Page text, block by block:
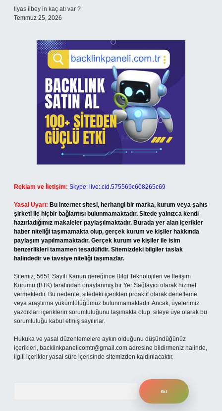
Ilyas ilbey in kaç atı var ?
Temmuz 25, 2026
Reklam ve İletişim: Skype: live:.cid.575569c608265c69
Yasal Uyarı: Bu internet sitesi, herhangi bir marka, kurum veya şahıs
şirketi ile hiçbir bağlantısı bulunmamaktadır. Sitede yalnızca kendi
hazırladığımız makaleler paylaşılmaktadır. Burada yer alan içerikler
haber niteliği taşımamakta olup, gerçek kurum ve kişiler hakkında
paylaşım yapılmamaktadır. Gerçek kurum ve kişiler ile isim
benzerlikleri tamamen tesadüfidir. Sitemizdeki bilgiler taslak
halindedir ve tavsiye niteliği taşımazlar.
Sitemiz, 5651 Sayılı Kanun gereğince Bilgi Teknolojileri ve İletişim
Kurumu (BTK) tarafından onaylanmış bir Yer Sağlayıcı olarak hizmet
vermektedir. Bu nedenle, sitedeki içerikleri proaktif olarak denetleme
veya araştırma yükümlülüğümüz bulunmamaktadır. Ancak, üyelerimiz
yazdıkları içeriklerin sorumluluğunu taşımakta olup, siteye üye olarak bu
sorumluluğu kabul etmiş sayılırlar.
Hukuka ve yasal düzenlemelere aykırı olduğunu düşündüğünüz
içerikleri, backlinkpanelicomtr@gmail.com adresine bildirmeniz halinde,
ilgili içerikler yasal süre içerisinde sitemizden kaldırılacaktır.